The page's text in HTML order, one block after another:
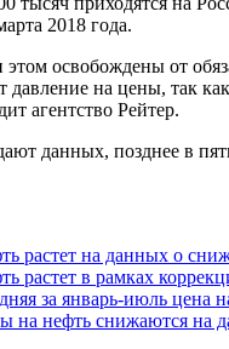
2018 года.
освобождены от
давление на цены, так
агентство Рейтер.
данных, позднее в
растет на данных о
растет в рамках
за январь-июль цена
на нефть снижаются на